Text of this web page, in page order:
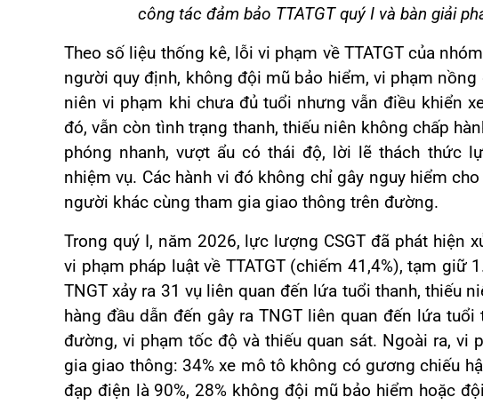
công tác đảm bảo TTATGT quý I và bàn giải
Theo số liệu thống kê, lỗi vi phạm về TTATGT của
người quy định, không đội mũ bảo hiểm, vi phạm
niên vi phạm khi chưa đủ tuổi nhưng vẫn điều khiển
đó, vẫn còn tình trạng thanh, thiếu niên không chấp
phóng nhanh, vượt ẩu có thái độ, lời lẽ thách thức
nhiệm vụ. Các hành vi đó không chỉ gây nguy hiểm
người khác cùng tham gia giao thông trên đường.
Trong quý I, năm 2026, lực lượng CSGT đã phát hiện
vi phạm pháp luật về TTATGT (chiếm 41,4%), tạm giữ
TNGT xảy ra 31 vụ liên quan đến lứa tuổi thanh, thiếu
hàng đầu dẫn đến gây ra TNGT liên quan đến lứa
đường, vi phạm tốc độ và thiếu quan sát. Ngoài ra, vi
gia giao thông: 34% xe mô tô không có gương chiếu
đạp điện là 90%, 28% không đội mũ bảo hiểm hoặc